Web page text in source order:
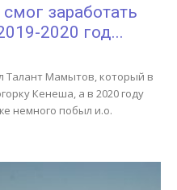
заработать
2020 год...
Талант Мамытов, который в
Кенеша, а в 2020 году
немного побыл и.о.